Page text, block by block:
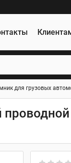
для грузовых